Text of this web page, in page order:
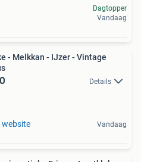
Dagtopper
Vandaag
- Melkkan - IJzer - Vintage
Details
website Vandaag